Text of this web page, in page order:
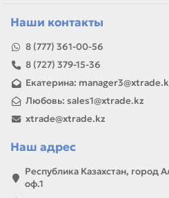
Наши контакты
8 (777) 361-00-56
8 (727) 379-15-36
Екатерина:
Любовь: sales1@xtrade.kz
xtrade@xtrade.kz
Наш адрес
Республика Казахстан, город
оф.1